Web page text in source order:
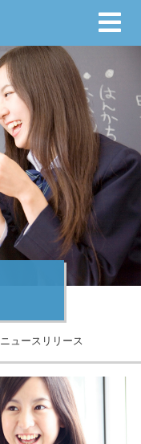
ニュースリリース